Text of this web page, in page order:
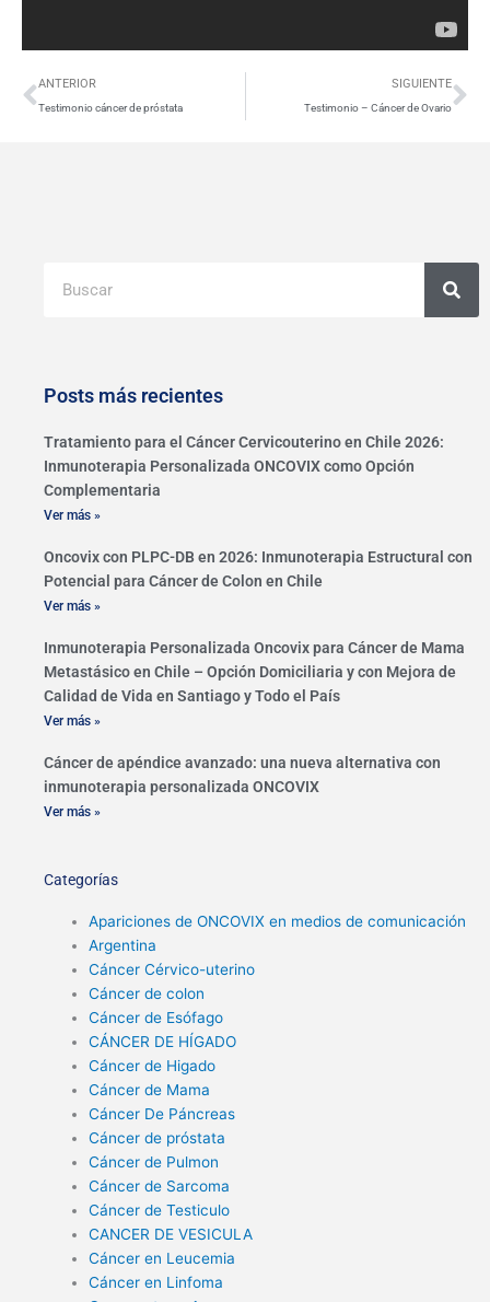
Ant
ANTERIOR
Testimonio cáncer de próstata
SIGUIENTE
Testimonio – Cáncer de Ovario
Posts más recientes
Tratamiento para el Cáncer Cervicouterino en Chile 2026:
Inmunoterapia Personalizada ONCOVIX como Opción
Complementaria
Ver más »
Oncovix con PLPC-DB en 2026: Inmunoterapia Estructural con
Potencial para Cáncer de Colon en Chile
Ver más »
Inmunoterapia Personalizada Oncovix para Cáncer de Mama
Metastásico en Chile – Opción Domiciliaria y con Mejora de
Calidad de Vida en Santiago y Todo el País
Ver más »
Cáncer de apéndice avanzado: una nueva alternativa con
inmunoterapia personalizada ONCOVIX
Ver más »
Categorías
Apariciones de ONCOVIX en medios de comunicación
Argentina
Cáncer Cérvico-uterino
Cáncer de colon
Cáncer de Esófago
CÁNCER DE HÍGADO
Cáncer de Higado
Cáncer de Mama
Cáncer De Páncreas
Cáncer de próstata
Cáncer de Pulmon
Cáncer de Sarcoma
Cáncer de Testiculo
CANCER DE VESICULA
Cáncer en Leucemia
Cáncer en Linfoma